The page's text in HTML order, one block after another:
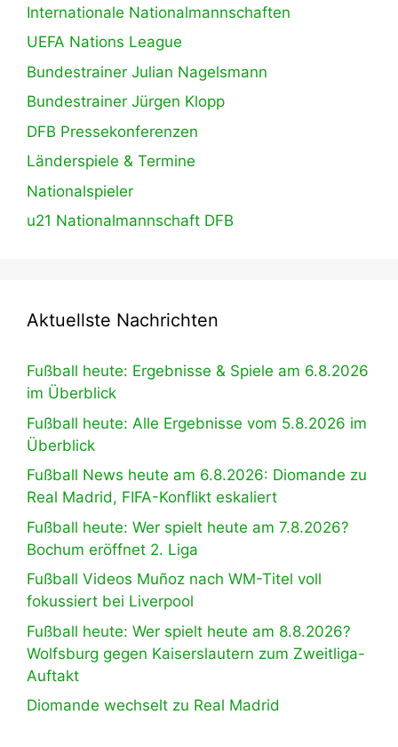
Internationale Nationalmannschaften
UEFA Nations League
Bundestrainer Julian Nagelsmann
Bundestrainer Jürgen Klopp
DFB Pressekonferenzen
Länderspiele & Termine
Nationalspieler
u21 Nationalmannschaft DFB
Aktuellste Nachrichten
Fußball heute: Ergebnisse & Spiele am 6.8.2026
im Überblick
Fußball heute: Alle Ergebnisse vom 5.8.2026 im
Überblick
Fußball News heute am 6.8.2026: Diomande zu
Real Madrid, FIFA-Konflikt eskaliert
Fußball heute: Wer spielt heute am 7.8.2026?
Bochum eröffnet 2. Liga
Fußball Videos Muñoz nach WM-Titel voll
fokussiert bei Liverpool
Fußball heute: Wer spielt heute am 8.8.2026?
Wolfsburg gegen Kaiserslautern zum Zweitliga-
Auftakt
Diomande wechselt zu Real Madrid